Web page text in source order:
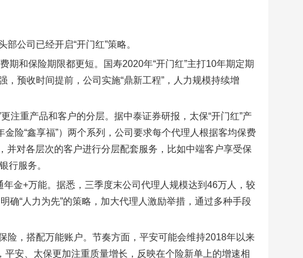
公司已经开启“开门红”策略。
和保险期限都更短。国寿2020年“开门红”主打10年期定期
预收时间提前，公司实施“鼎新工程”，人力规模持续增
注重产品和客户的分层。据中泰证券研报，太保“开门红”产
险“鑫享福”）两个系列，公司要求每个代理人根据客均保费
对各层次的客户进行分层配套服务，比如中端客户享受保
行服务。
金+万能。据悉，三季度末公司代理人规模达到46万人，较
“人力为先”的策略，加大代理人激励举措，通过多种手段
险，搭配万能账户。节奏方面，平安可能会维持2018年以来
安、太保更加注重质量增长，反映在个险新单上的增速相